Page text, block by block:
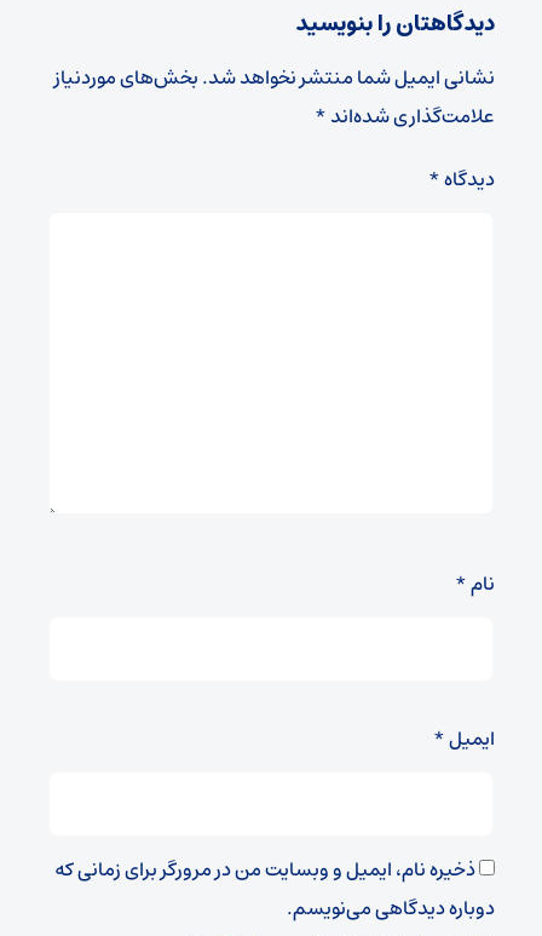
دیدگاهتان را بنویسید
نشانی ایمیل شما منتشر نخواهد شد.بخش‌های موردنیاز
علامت‌گذاری شده‌اند*
دیدگاه*
نام*
ایمیل*
ذخیره نام، ایمیل و وبسایت من در مرورگر برای زمانی که
دوباره دیدگاهی می‌نویسم.